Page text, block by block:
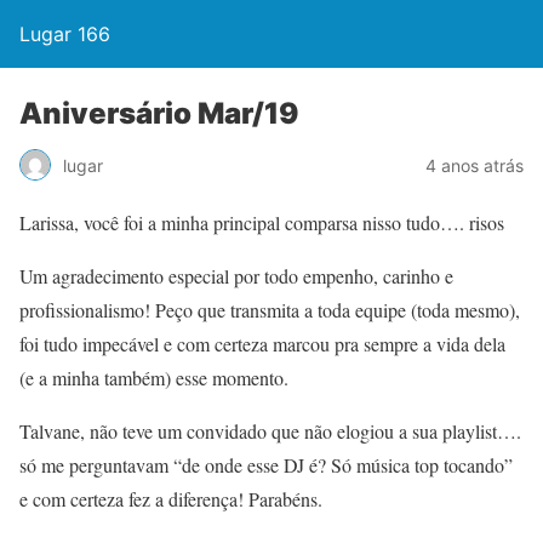
Lugar 166
Aniversário Mar/19
lugar 4 anos atrás
Larissa, você foi a minha principal comparsa nisso tudo…. risos
Um agradecimento especial por todo empenho, carinho e
profissionalismo! Peço que transmita a toda equipe (toda mesmo),
foi tudo impecável e com certeza marcou pra sempre a vida dela
(e a minha também) esse momento.
Talvane, não teve um convidado que não elogiou a sua playlist….
só me perguntavam “de onde esse DJ é? Só música top tocando”
e com certeza fez a diferença! Parabéns.